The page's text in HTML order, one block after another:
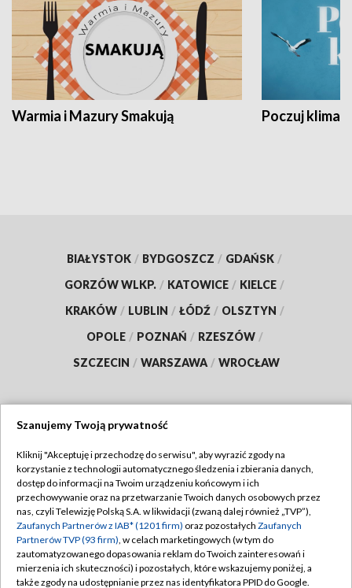
Warmia i Mazury Smakują Poczuj klimat
BIAŁYSTOK / BYDGOSZCZ / GDAŃSK /
GORZÓW WLKP. / KATOWICE / KIELCE /
KRAKÓW / LUBLIN / ŁÓDŹ / OLSZTYN /
OPOLE / POZNAŃ / RZESZÓW /
SZCZECIN / WARSZAWA / WROCŁAW
TVP
Abonament TVP
Emisja w TVP
Centrum informacji TVP
Naziemna Telewizja Cyfrowa
Regulamin TVP
Polityka prywatności
Moje zgody
Pomoc
Szanujemy Twoją prywatność
Kliknij "Akceptuję i przechodzę do serwisu", aby wyrazić zgody na
korzystanie z technologii automatycznego śledzenia i zbierania danych,
dostęp do informacji na Twoim urządzeniu końcowym i ich
przechowywanie oraz na przetwarzanie Twoich danych osobowych przez
nas, czyli Telewizję Polską S.A. w likwidacji (zwaną dalej również „TVP”),
Zaufanych Partnerów z IAB* (1201 firm) oraz pozostałych Zaufanych
Partnerów TVP (93 firm), w celach marketingowych (w tym do
zautomatyzowanego dopasowania reklam do Twoich zainteresowań i
mierzenia ich skuteczności) i pozostałych, które wskazujemy poniżej, a
także zgody na udostępnianie przez nas identyfikatora PPID do Google.